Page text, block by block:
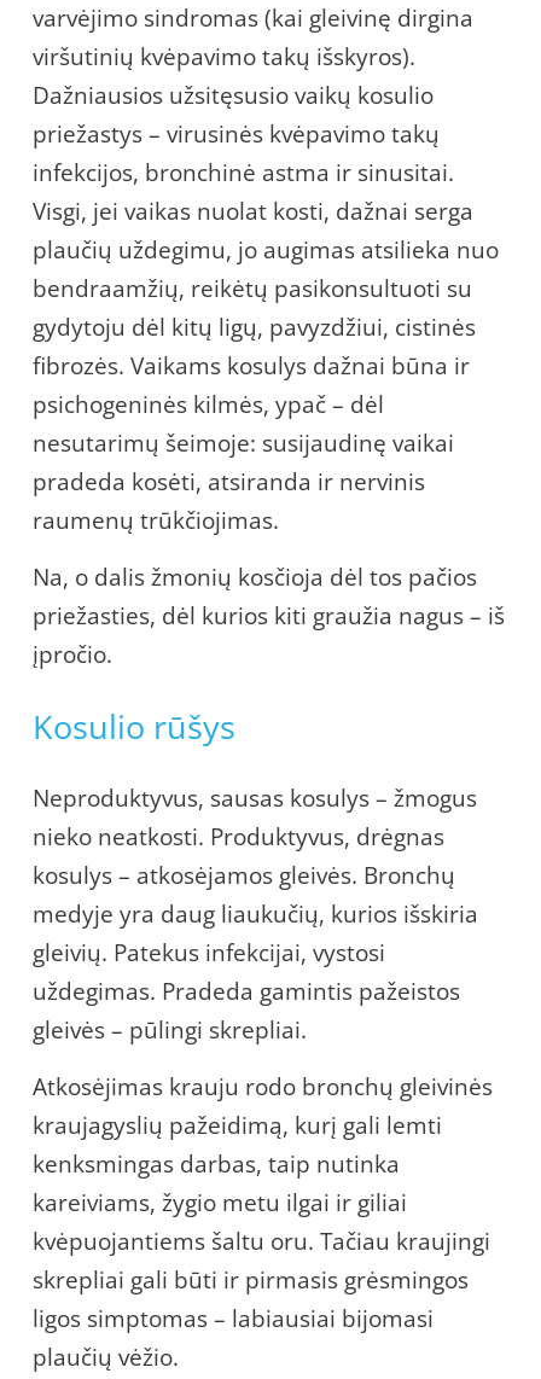
varvėjimo sindromas (kai gleivinę dirgina
viršutinių kvėpavimo takų išskyros).
Dažniausios užsitęsusio vaikų kosulio
priežastys – virusinės kvėpavimo takų
infekcijos, bronchinė astma ir sinusitai.
Visgi, jei vaikas nuolat kosti, dažnai serga
plaučių uždegimu, jo augimas atsilieka nuo
bendraamžių, reikėtų pasikonsultuoti su
gydytoju dėl kitų ligų, pavyzdžiui, cistinės
fibrozės. Vaikams kosulys dažnai būna ir
psichogeninės kilmės, ypač – dėl
nesutarimų šeimoje: susijaudinę vaikai
pradeda kosėti, atsiranda ir nervinis
raumenų trūkčiojimas.
Na, o dalis žmonių kosčioja dėl tos pačios
priežasties, dėl kurios kiti graužia nagus – iš
įpročio.
Kosulio rūšys
Neproduktyvus, sausas kosulys – žmogus
nieko neatkosti. Produktyvus, drėgnas
kosulys – atkosėjamos gleivės. Bronchų
medyje yra daug liaukučių, kurios išskiria
gleivių. Patekus infekcijai, vystosi
uždegimas. Pradeda gamintis pažeistos
gleivės – pūlingi skrepliai.
Atkosėjimas krauju rodo bronchų gleivinės
kraujagyslių pažeidimą, kurį gali lemti
kenksmingas darbas, taip nutinka
kareiviams, žygio metu ilgai ir giliai
kvėpuojantiems šaltu oru. Tačiau kraujingi
skrepliai gali būti ir pirmasis grėsmingos
ligos simptomas – labiausiai bijomasi
plaučių vėžio.